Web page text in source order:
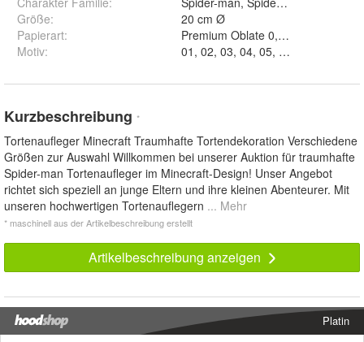
Größe:
20 cm Ø
Papierart:
Motiv:
Kurzbeschreibung *
Tortenaufleger Minecraft Traumhafte Tortendekoration Verschiedene
Größen zur Auswahl Willkommen bei unserer Auktion für traumhafte
Spider-man Tortenaufleger im Minecraft-Design! Unser Angebot
richtet sich speziell an junge Eltern und ihre kleinen Abenteurer. Mit
unseren hochwertigen Tortenauflegern ... Mehr
* maschinell aus der Artikelbeschreibung erstellt
Artikelbeschreibung anzeigen
Platin